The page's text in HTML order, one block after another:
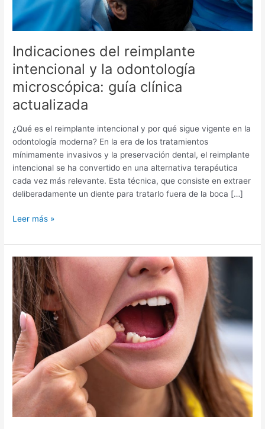
Indicaciones del reimplante
intencional y la odontología
microscópica: guía clínica
actualizada
¿Qué es el reimplante intencional y por qué sigue vigente en la
odontología moderna? En la era de los tratamientos
mínimamente invasivos y la preservación dental, el reimplante
intencional se ha convertido en una alternativa terapéutica
cada vez más relevante. Esta técnica, que consiste en extraer
deliberadamente un diente para tratarlo fuera de la boca […]
actualizada
Leer más »
Avulsión
dental:
protocolo
de
tratamiento
y
recomendaciones
clínicas